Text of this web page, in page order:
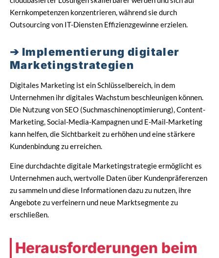
Kernkompetenzen konzentrieren, während sie durch
Outsourcing von IT-Diensten Effizienzgewinne erzielen.
Implementierung digitaler
Marketingstrategien
Digitales Marketing ist ein Schlüsselbereich, in dem
Unternehmen ihr digitales Wachstum beschleunigen können.
Die Nutzung von SEO (Suchmaschinenoptimierung), Content-
Marketing, Social-Media-Kampagnen und E-Mail-Marketing
kann helfen, die Sichtbarkeit zu erhöhen und eine stärkere
Kundenbindung zu erreichen.
Eine durchdachte digitale Marketingstrategie ermöglicht es
Unternehmen auch, wertvolle Daten über Kundenpräferenzen
zu sammeln und diese Informationen dazu zu nutzen, ihre
Angebote zu verfeinern und neue Marktsegmente zu
erschließen.
Herausforderungen beim